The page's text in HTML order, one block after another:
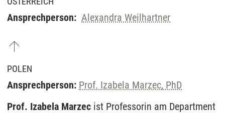
Ansprechperson: Alexandra Weilhartner
POLEN
Ansprechperson: Prof. Izabela Marzec, PhD
Prof. Izabela Marzec ist Professorin am Department